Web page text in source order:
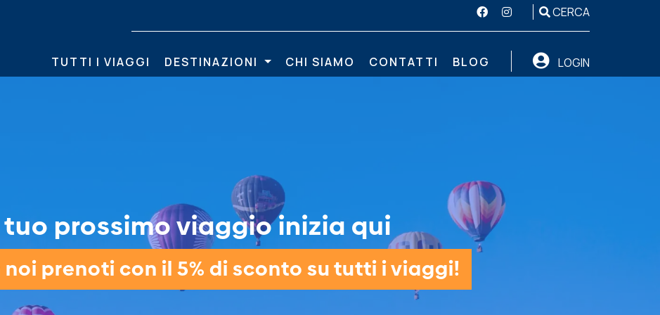
CERCA
TUTTI I VIAGGI DESTINAZIONI CHI SIAMO CONTATTI BLOG LOGIN
tuo prossimo viaggio inizia qui
noi prenoti con il 5% di sconto su tutti i viaggi!